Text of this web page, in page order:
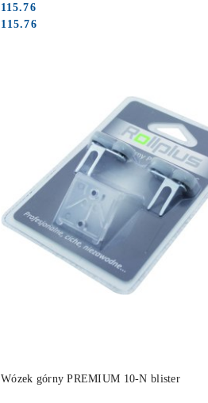
Cena:
115.76
Cena:
115.76
Wózek górny PREMIUM 10-N blister
DO KOSZYKA